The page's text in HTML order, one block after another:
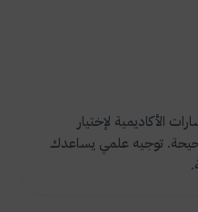
لإختيار
توجيه علمي يساعدك